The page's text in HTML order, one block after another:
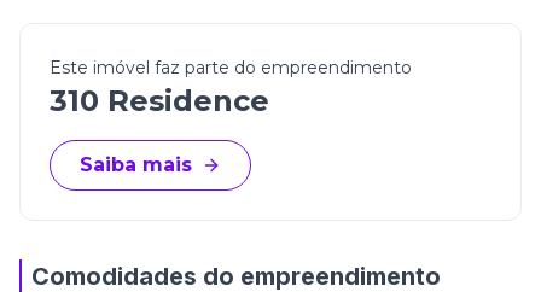
Este imóvel faz parte do empreendimento
310 Residence
Saiba mais
Comodidades do empreendimento